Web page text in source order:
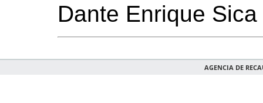
Dante Enrique Sica
AGENCIA DE